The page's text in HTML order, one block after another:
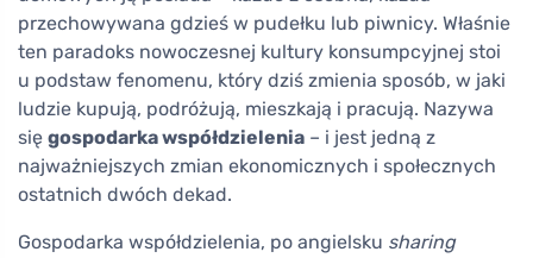
przechowywana gdzieś w pudełku lub piwnicy. Właśnie
ten paradoks nowoczesnej kultury konsumpcyjnej stoi
u podstaw fenomenu, który dziś zmienia sposób, w jaki
ludzie kupują, podróżują, mieszkają i pracują. Nazywa
się gospodarka współdzielenia – i jest jedną z
najważniejszych zmian ekonomicznych i społecznych
ostatnich dwóch dekad.
Gospodarka współdzielenia, po angielsku sharing